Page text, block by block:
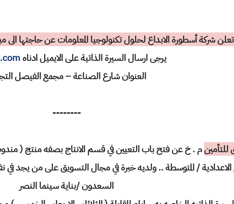
تعلن شركة أسطورة الابداع لحلول تكنولوجيا المعلومات عن حاجتها
يرجى ارسال السيرة الذاتية على الايميل ادناه
العنوان شارع الصناعة – مجمع الفيصل
--------
للتأمينم . خ عن فتح باب التعيين في قسم الانتاج بصفه منتج (
/ المتوسطة .. ولديه خبرة في مجال التسويق على من يجد في
السعدون /بناية سينما النصر